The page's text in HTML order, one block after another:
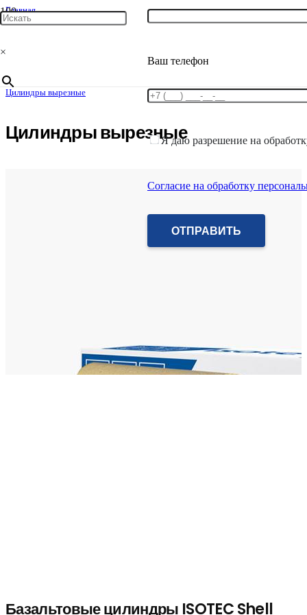
×
Ваш телефон
Я даю разрешение на
Согласие на обработку
Главная
/
/
Цилиндры вырезные
Цилиндры вырезные
Базальтовые цилиндры ISOTEC Shell